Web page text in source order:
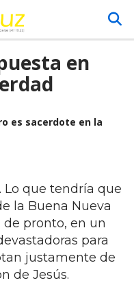
en
es sacerdote en la
Lo que tendría que
la Buena Nueva
de pronto, en un
para
justamente de
de Jesús.